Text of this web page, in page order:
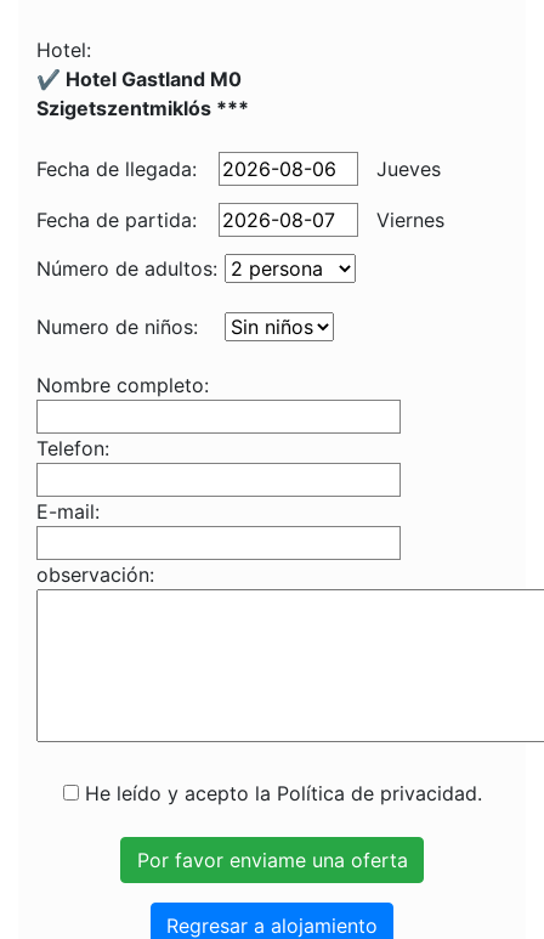
Hotel:
✔️ Hotel Gastland M0
Szigetszentmiklós ***
Fecha de llegada: Jueves
Fecha de partida:
Viernes
Número de adultos:
Numero de niños:
Nombre completo:
Telefon:
E-mail:
observación:
He leído y acepto la Política de privacidad.
Regresar a alojamiento